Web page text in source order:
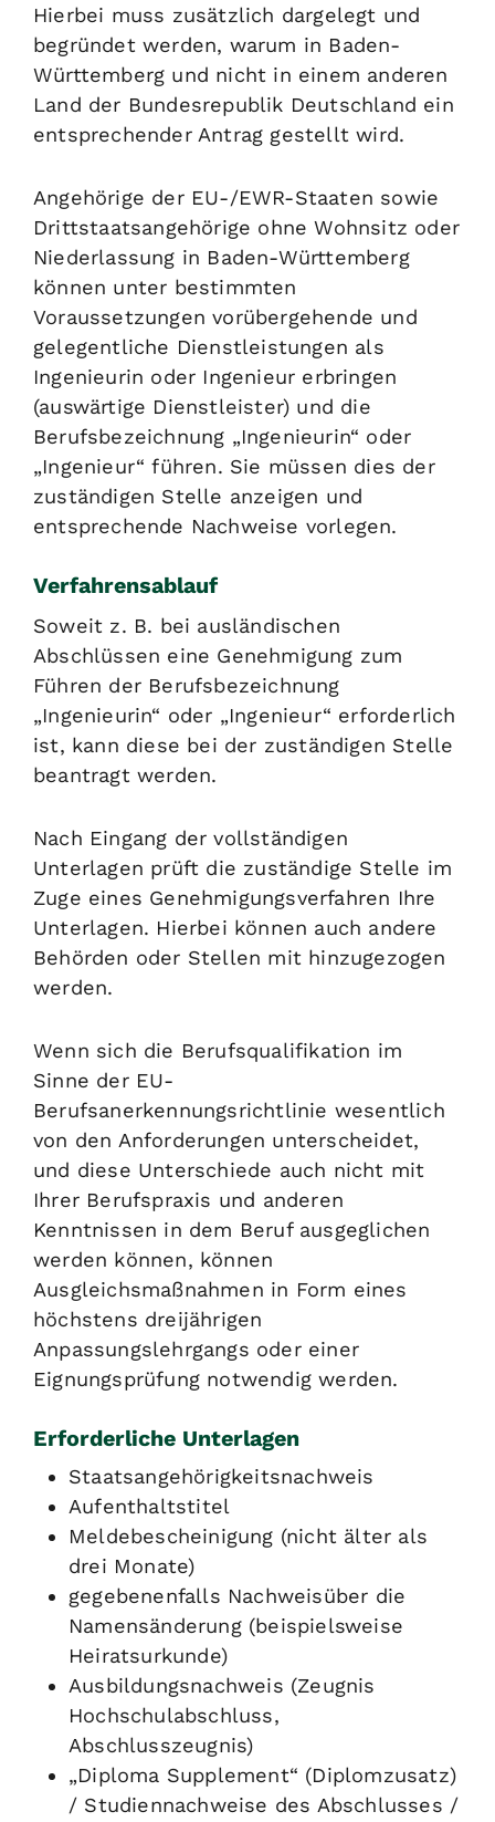
Hierbei muss zusätzlich dargelegt und
begründet werden, warum in Baden-
Württemberg und nicht in einem anderen
Land der Bundesrepublik Deutschland ein
entsprechender Antrag gestellt wird.
Angehörige der EU-/EWR-Staaten sowie
Drittstaatsangehörige ohne Wohnsitz oder
Niederlassung in Baden-Württemberg
können unter bestimmten
Voraussetzungen vorübergehende und
gelegentliche Dienstleistungen als
Ingenieurin oder Ingenieur erbringen
(auswärtige Dienstleister) und die
Berufsbezeichnung „Ingenieurin“ oder
„Ingenieur“ führen. Sie müssen dies der
zuständigen Stelle anzeigen und
entsprechende Nachweise vorlegen.
Verfahrensablauf
Soweit z. B. bei ausländischen
Abschlüssen eine Genehmigung zum
Führen der Berufsbezeichnung
„Ingenieurin“ oder „Ingenieur“ erforderlich
ist, kann diese bei der zuständigen Stelle
beantragt werden.
Nach Eingang der vollständigen
Unterlagen prüft die zuständige Stelle im
Zuge eines Genehmigungsverfahren Ihre
Unterlagen. Hierbei können auch andere
Behörden oder Stellen mit hinzugezogen
werden.
Wenn sich die Berufsqualifikation im
Sinne der EU-
Berufsanerkennungsrichtlinie wesentlich
von den Anforderungen unterscheidet,
und diese Unterschiede auch nicht mit
Ihrer Berufspraxis und anderen
Kenntnissen in dem Beruf ausgeglichen
werden können, können
Ausgleichsmaßnahmen in Form eines
höchstens dreijährigen
Anpassungslehrgangs oder einer
Eignungsprüfung notwendig werden.
Erforderliche Unterlagen
Staatsangehörigkeitsnachweis
Aufenthaltstitel
Meldebescheinigung (nicht älter als
drei Monate)
gegebenenfalls Nachweisüber die
Namensänderung (beispielsweise
Heiratsurkunde)
Ausbildungsnachweis (Zeugnis
Hochschulabschluss,
Abschlusszeugnis)
„Diploma Supplement“ (Diplomzusatz)
/ Studiennachweise des Abschlusses /